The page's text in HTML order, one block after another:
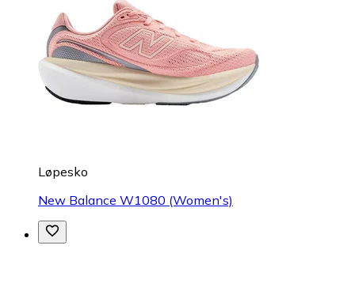
Løpesko
New Balance W1080 (Women's)